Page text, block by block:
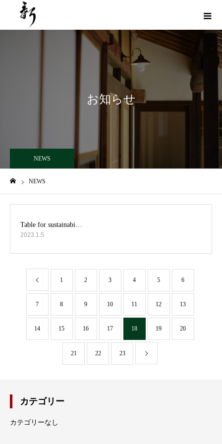
お知らせ
NEWS
NEWS
2023.1.5
1 2 3 4 5 6
7 8 9 10 11 12 13
14 15 16 17 18 19 20
21 22 23
カテゴリー
カテゴリーなし